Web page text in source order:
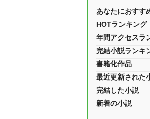
あなたにおすす
HOTランキング
年間アクセスラ
完結小説ランキ
書籍化作品
最近更新された
完結した小説
新着の小説